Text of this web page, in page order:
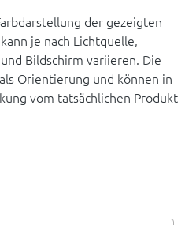
der gezeigten
je nach Lichtquelle,
Bildschirm variieren. Die
Orientierung und können in
vom tatsächlichen Produkt